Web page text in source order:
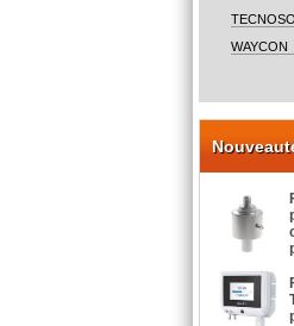
WAYCON